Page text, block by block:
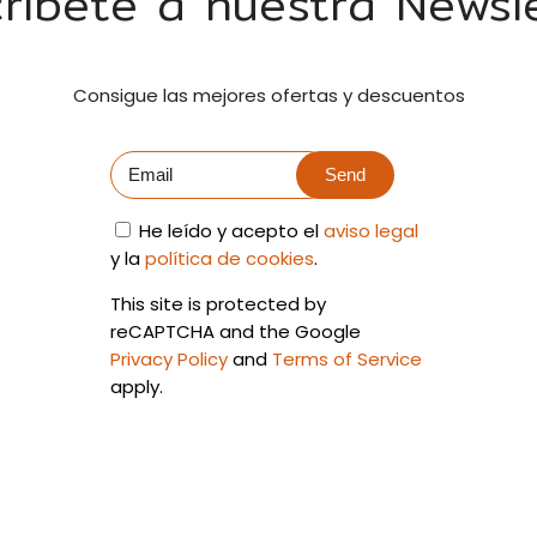
Consigue las mejores ofertas y descuentos
He leído y acepto elaviso legal
y lapolítica de cookies.
This site is protected by
reCAPTCHA and the Google
Privacy Policyand Terms of Service
apply.
Send